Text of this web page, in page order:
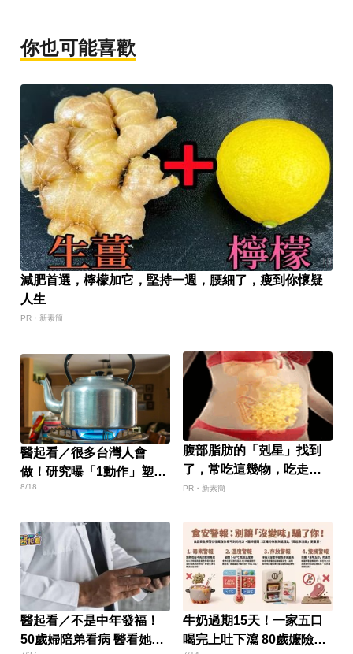
你也可能喜歡
減肥首選，檸檬加它，堅持一週，腰細了，瘦到你懷疑
人生
PR・新素簡
醫起看／很多台灣人會
做！研究曝「1動作」塑膠
微粒少90%
8/18
腹部脂肪的「剋星」找到
了，常吃這幾物，吃走大
肚囊，瘦出小蠻腰
PR・新素簡
醫起看／不是中年發福！
50歲婦陪弟看病 醫看她一
牛奶過期15天！一家五口
喝完上吐下瀉 80歲嬤險喪